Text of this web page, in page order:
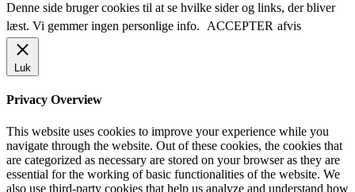
Denne side bruger cookies til at se hvilke sider og links, der bliver
læst. Vi gemmer ingen personlige info.
ACCEPTER afvis
Luk
Privacy Overview
This website uses cookies to improve your experience while you
navigate through the website. Out of these cookies, the cookies that
are categorized as necessary are stored on your browser as they are
essential for the working of basic functionalities of the website. We
also use third-party cookies that help us analyze and understand how